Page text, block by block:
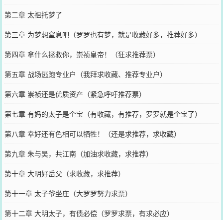
第二章 太祖托梦了
第三章 为梦想窒息吧（罗罗也有梦，就是收藏好多，推荐好多）
第四章 拿什么拯救你，崇祯皇帝！（狂求推荐票）
第五章 战场逃跑专业户（我拜求收藏、推荐专业户）
第六章 崇祯还是优质资产（紧急呼吁推荐票）
第七章 有妈的太子是个宝（有收藏，有推荐，罗罗就是个宝了）
第八章 幸好还有色相可以牺牲！（还是求推荐，求收藏）
第九章 朱与吴，共江南（加油求收藏，求推荐）
第十章 大明好岳父（求收藏，求推荐）
第十一章 太子爷坐庄（大罗罗努力求票）
第十二章 大明太子，有债必偿（罗罗求票，有求必应）